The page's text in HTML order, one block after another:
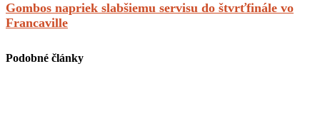
Gombos napriek slabšiemu servisu do štvrťfinále vo
Francaville
Podobné články